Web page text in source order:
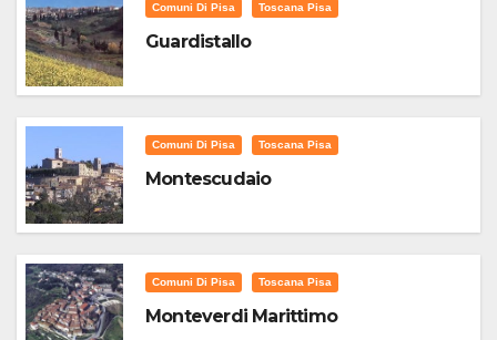
Comuni Di Pisa Toscana Pisa
Guardistallo
Comuni Di Pisa Toscana Pisa
Montescudaio
Comuni Di Pisa Toscana Pisa
Monteverdi Marittimo